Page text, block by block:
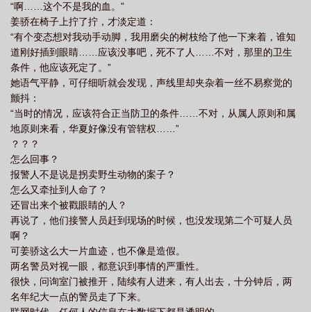
“啊……这个不是我的血。”
姜骄在椅子上拧了拧，才淡定道：
“有个变态想对我动手动脚，我用磨尖的树枝给了他一下来着，谁知
道刚好插到眼睛……应该没事吧，死不了人……不对，那里的卫生
条件，他应该死定了。”
她语气平静，可仔细听就会发现，声线里却夹杂着一丝不易察觉的
颤抖：
“当时的情况，应该符合正当防卫的条件……不对，从属人原则和属
地原则来看，华夏好像没有管辖权……”
？？？
怎么回事？
报警人不是说是拐卖野生动物的案子？
怎么又牵扯到人命了？
还冒出来个被戳眼睛的人？
再说了，他们接警人员赶到现场的时候，也没发现第二个可疑人员
啊？
可姜骄这么大一片血迹，也不像是造假。
两名警员对视一眼，都意识到事情的严重性。
很快，问询室门被推开，陆续有人进来，有人出去，十分钟后，两
名年纪大一点的警员走了下来。